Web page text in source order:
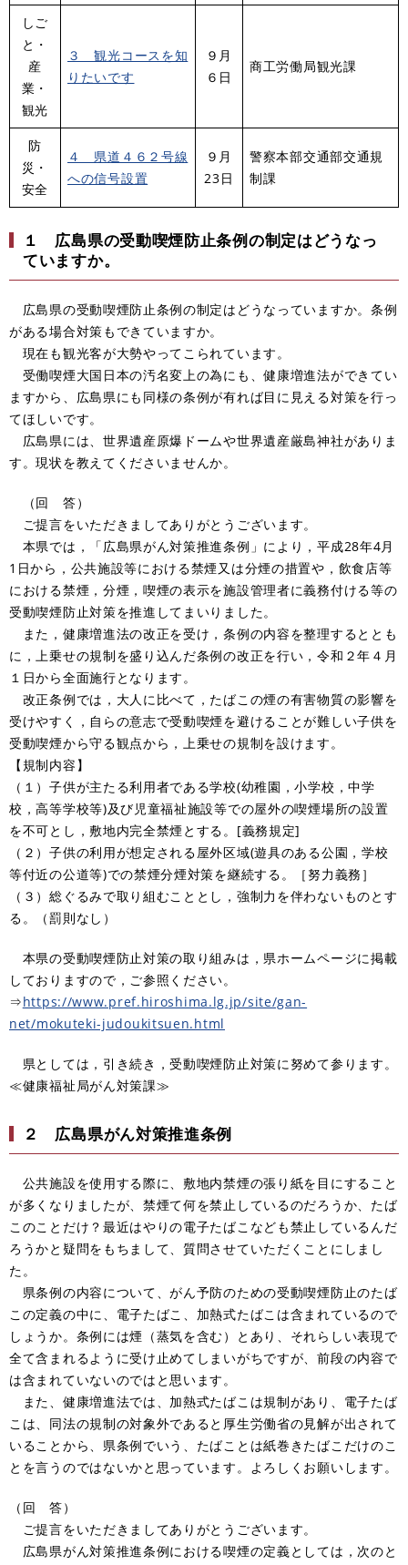
しご
と・
産
業・
観光
３ 観光コースを知
りたいです
９月
６日
商工労働局観光課
防
災・
安全
４ 県道４６２号線
への信号設置
９月
23日
警察本部交通部交通規
制課
１ 広島県の受動喫煙防止条例の制定はどうなっ
ていますか。
広島県の受動喫煙防止条例の制定はどうなっていますか。条例
がある場合対策もできていますか。
現在も観光客が大勢やってこられています。
受働喫煙大国日本の汚名変上の為にも、健康増進法ができてい
ますから、広島県にも同様の条例が有れば目に見える対策を行っ
てほしいです。
広島県には、世界遺産原爆ドームや世界遺産厳島神社がありま
す。現状を教えてくださいませんか。
（回 答）
ご提言をいただきましてありがとうございます。
本県では，「広島県がん対策推進条例」により，平成28年4月
1日から，公共施設等における禁煙又は分煙の措置や，飲食店等
における禁煙，分煙，喫煙の表示を施設管理者に義務付ける等の
受動喫煙防止対策を推進してまいりました。
また，健康増進法の改正を受け，条例の内容を整理するととも
に，上乗せの規制を盛り込んだ条例の改正を行い，令和２年４月
１日から全面施行となります。
改正条例では，大人に比べて，たばこの煙の有害物質の影響を
受けやすく，自らの意志で受動喫煙を避けることが難しい子供を
受動喫煙から守る観点から，上乗せの規制を設けます。
【規制内容】
（１）子供が主たる利用者である学校(幼稚園，小学校，中学
校，高等学校等)及び児童福祉施設等での屋外の喫煙場所の設置
を不可とし，敷地内完全禁煙とする。[義務規定]
（２）子供の利用が想定される屋外区域(遊具のある公園，学校
等付近の公道等)での禁煙分煙対策を継続する。［努力義務］
（３）総ぐるみで取り組むこととし，強制力を伴わないものとす
る。（罰則なし）
本県の受動喫煙防止対策の取り組みは，県ホームページに掲載
しておりますので，ご参照ください。
⇒https://www.pref.hiroshima.lg.jp/site/gan-
net/mokuteki-judoukitsuen.html
県としては，引き続き，受動喫煙防止対策に努めて参ります。
≪健康福祉局がん対策課≫
２ 広島県がん対策推進条例
公共施設を使用する際に、敷地内禁煙の張り紙を目にすること
が多くなりましたが、禁煙て何を禁止しているのだろうか、たば
このことだけ？最近はやりの電子たばこなども禁止しているんだ
ろうかと疑問をもちまして、質問させていただくことにしまし
た。
県条例の内容について、がん予防のための受動喫煙防止のたば
この定義の中に、電子たばこ、加熱式たばこは含まれているので
しょうか。条例には煙（蒸気を含む）とあり、それらしい表現で
全て含まれるように受け止めてしまいがちですが、前段の内容で
は含まれていないのではと思います。
また、健康増進法では、加熱式たばこは規制があり、電子たば
こは、同法の規制の対象外であると厚生労働省の見解が出されて
いることから、県条例でいう、たばことは紙巻きたばこだけのこ
とを言うのではないかと思っています。よろしくお願いします。
（回 答）
ご提言をいただきましてありがとうございます。
広島県がん対策推進条例における喫煙の定義としては，次のと